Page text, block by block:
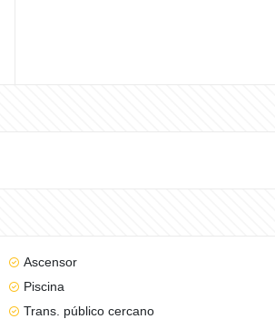
Ascensor
Piscina
Trans. público cercano